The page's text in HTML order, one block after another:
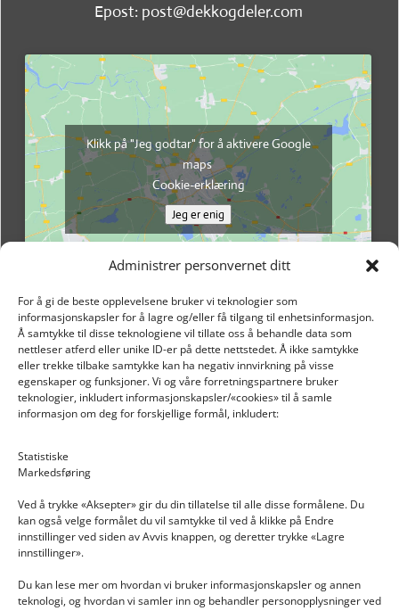
Administrer personvernet ditt
For å gi de beste opplevelsene bruker vi teknologier som
informasjonskapsler for å lagre og/eller få tilgang til enhetsinformasjon.
Å samtykke til disse teknologiene vil tillate oss å behandle data som
nettleser atferd eller unike ID-er på dette nettstedet. Å ikke samtykke
eller trekke tilbake samtykke kan ha negativ innvirkning på visse
egenskaper og funksjoner. Vi og våre forretningspartnere bruker
teknologier, inkludert informasjonskapsler/«cookies» til å samle
informasjon om deg for forskjellige formål, inkludert:
Statistiske
Markedsføring
Ved å trykke «Aksepter» gir du din tillatelse til alle disse formålene. Du
kan også velge formålet du vil samtykke til ved å klikke på Endre
innstillinger ved siden av Avvis knappen, og deretter trykke «Lagre
innstillinger».
Du kan lese mer om hvordan vi bruker informasjonskapsler og annen
teknologi, og hvordan vi samler inn og behandler personopplysninger ved
Epost: post@dekkogdeler.com
Klikk på "Jeg godtar" for å aktivere Google
maps
Cookie-erklæring
Jeg er enig
INFORMASJON